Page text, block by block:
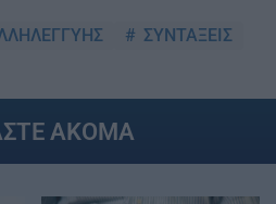
ΣΥΝΤΑΞΕΙΣ
ΑΚΟΜΑ